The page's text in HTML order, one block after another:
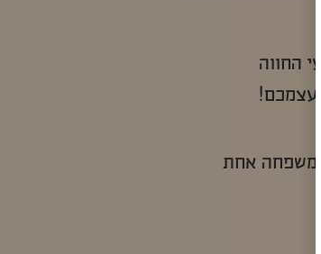
החווה
למשפחה אחת